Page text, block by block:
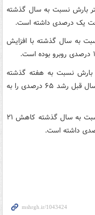
دریاچه ارومیه با ۱۵۹ میلیمتر بارش نسبت به سال گذشته
بارش نسبت به سال گذشته با افزایش
شرق با ۸۲ میلیمتر بارش نسبت به هفته گذشته
رشد ۱۲۳ درصدی و نسبت به مدت مشابه سال قبل رشد ۶۵ درصدی را به
حوضه آبریز قره قوم با ۱۰۱ میلیمتر بارش نسبت به سال گذشته کاهش ۲۱